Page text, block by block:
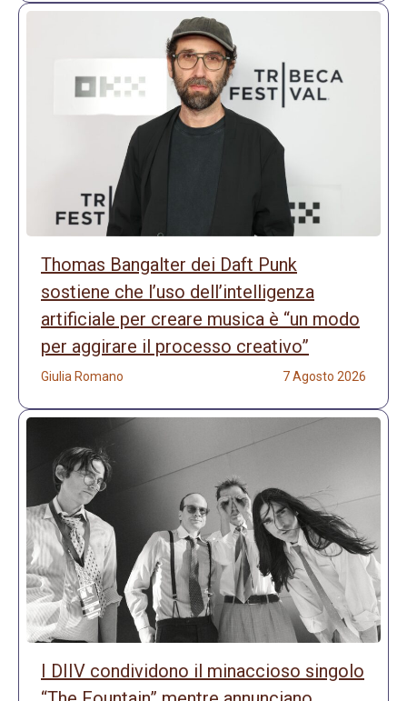
Thomas Bangalter dei Daft Punk
sostiene che l’uso dell’intelligenza
artificiale per creare musica è “un modo
per aggirare il processo creativo”
Giulia Romano 7 Agosto 2026
I DIIV condividono il minaccioso singolo